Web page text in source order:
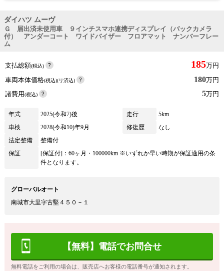
ダイハツ ムーヴ
Ｇ 届出済未使用車 ９インチスマホ連携ディスプレイ（バックカメラ
付） アンダーコート ワイドバイザー フロアマット ナンバーフレー
ム
支払総額(税込) 185万円
車両本体価格(税込)(リ済込) 180万円
諸費用(税込) 5万円
年式 2025(令和7)後 走行
5km
車検
2028(令和10)年9月 修復歴
なし
法定整備
整備付
保証
[保証付]：60ヶ月・100000km ※いずれか早い時期が保証適用の条
件となります。
グローバルオート
南城市大里字古堅４５０－１
【無料】電話でお問合せ
無料電話をご利用の場合は、販売店へお客様の電話番号が通知されます。